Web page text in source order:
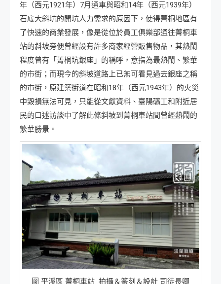
年（西元1921年）7月通車與昭和14年（西元1939年）
石底大斜坑的開坑人力需求的原因下，使得菁桐地區有
了快速的商業發展，像是從位於員工俱樂部通往菁桐車
站的斜坡旁便曾經設有許多商家經營販售物品，其熱鬧
程度曾有「菁桐坑銀座」的稱呼，意指為最熱鬧、繁華
的市街；而現今的斜坡道路上已無可看見過去銀座之稱
的市街，原建築街道在昭和18年（西元1943年）的火災
中毀損無法可見，只能從文獻資料、臺陽礦工和附近居
民的口述訪談中了解此條斜坡到菁桐車站間曾經熱鬧的
繁華勝景。
圖 平溪區 菁桐車站 拍攝＆篆刻＆設計 司徒長卿